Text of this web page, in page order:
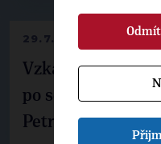
29.7.2026
Vzkaz Matěje
po setkání s
Petrem Pavlem